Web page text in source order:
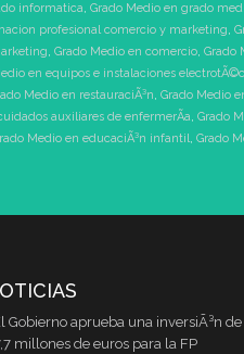
informatica, Grado Medio en grado
profesional comercio y marketing,
, Grado Medio en comercio, Grado
en equipos e instalaciones
Medio en restauraciÃ³n, Grado Medio
auxiliares de enfermerÃ­a, Grado
Medio en educaciÃ³n infantil, Grado
Gobierno aprueba una inversiÃ³n de
millones de euros para la FP